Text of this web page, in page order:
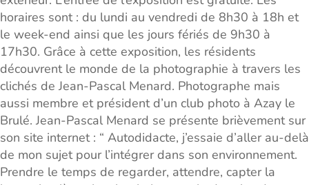
horaires sont : du lundi au vendredi de 8h30 à 18h et
le week-end ainsi que les jours fériés de 9h30 à
17h30. Grâce à cette exposition, les résidents
découvrent le monde de la photographie à travers les
clichés de Jean-Pascal Menard. Photographe mais
aussi membre et président d’un club photo à Azay le
Brulé. Jean-Pascal Menard se présente brièvement sur
son site internet : “ Autodidacte, j’essaie d’aller au-delà
de mon sujet pour l’intégrer dans son environnement.
Prendre le temps de regarder, attendre, capter la